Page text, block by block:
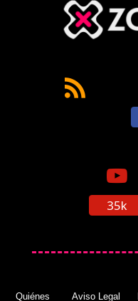
35k
Quiénes
Aviso Legal